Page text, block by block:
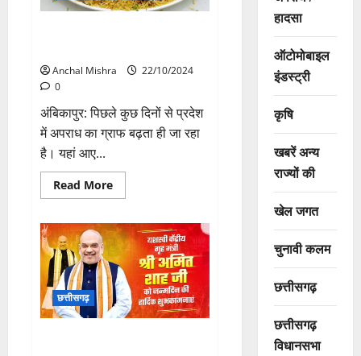
अध्यक्षता
Anchal Mishra
22/10/2024
0
अंबिकापुर: पिछले कुछ दिनों से प्रदेश
में अपराध का ग्राफ बढ़ता ही जा रहा
है। यहां आए...
Read MoreRead
more
खा
गया
बिरयानी,
तो
दोस्त
ने
कर
दिया
मर्डर
छत्तीसगढ़
हादसा
ऑटोमोबाइल
इंडस्ट्री
कृषि
खबरें अन्य
राज्यों की
खेल जगत
चुनावी कलम
छत्तीसगढ़
छत्तीसगढ़
विधानसभा